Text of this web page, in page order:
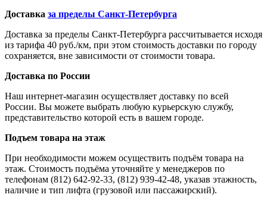
Доставка за пределы Санкт-Петербурга
Доставка за пределы Санкт-Петербурга рассчитывается исходя
из тарифа 40 руб./км, при этом стоимость доставки по городу
сохраняется, вне зависимости от стоимости товара.
Доставка по России
Наш интернет-магазин осуществляет доставку по всей
России. Вы можете выбрать любую курьерскую службу,
представительство которой есть в вашем городе.
Подъем товара на этаж
При необходимости можем осуществить подъём товара на
этаж. Стоимость подъёма уточняйте у менеджеров по
телефонам (812) 642-92-33, (812) 939-42-48, указав этажность,
наличие и тип лифта (грузовой или пассажирский).